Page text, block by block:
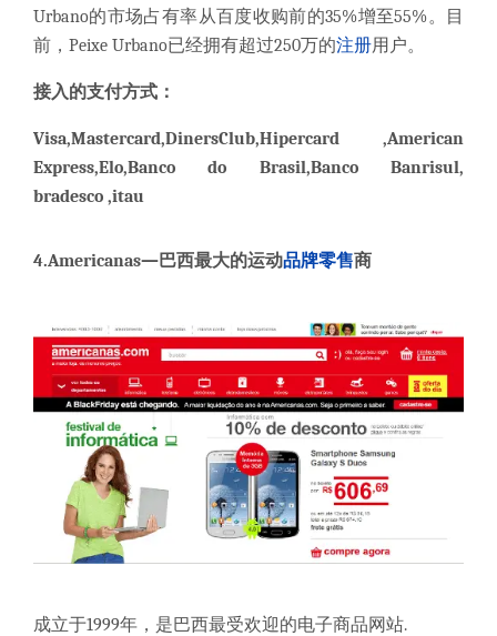
Urbano的市场占有率从百度收购前的35%增至55%。目
前，Peixe Urbano已经拥有超过250万的注册用户。
接入的支付方式 ：
Visa,Mastercard,DinersClub,Hipercard ,American
Express,Elo,Banco do Brasil,Banco Banrisul,
bradesco ,itau
4.Americanas—巴西最大的运动品牌零售商
成立于1999年，是巴西最受欢迎的电子商品网站.